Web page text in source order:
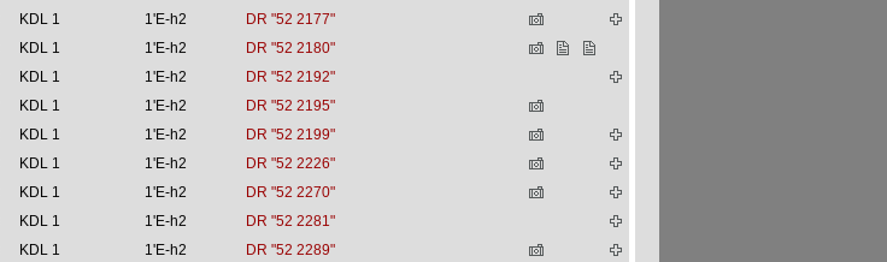
KDL 1 1'E-h2
DR "52 2177"
KDL 1 1'E-h2
DR "52 2180"
KDL 1 1'E-h2
DR "52 2192"
KDL 1 1'E-h2
DR "52 2195"
KDL 1 1'E-h2
DR "52 2199"
KDL 1 1'E-h2
DR "52 2226"
KDL 1 1'E-h2
DR "52 2270"
KDL 1 1'E-h2
DR "52 2281"
KDL 1 1'E-h2
DR "52 2289"